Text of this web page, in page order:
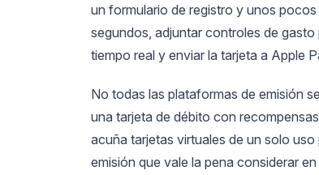
un formulario de registro y unos
segundos, adjuntar controles de
tiempo real y enviar la tarjeta a Apple
No todas las plataformas de emisión
una tarjeta de débito con
acuña tarjetas virtuales de un solo
emisión que vale la pena considerar